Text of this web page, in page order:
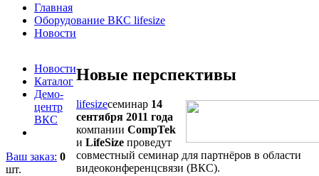
Главная
Оборудование ВКС lifesize
Новости
Новости
Каталог
Демо-
центр
ВКС
Ваш заказ: 0
шт.
Новые перспективы
lifesizeсеминар 14
сентября 2011 года
компании CompTek
и LifeSize проведут
совместный семинар для партнёров в области
видеоконференцсвязи (ВКС).